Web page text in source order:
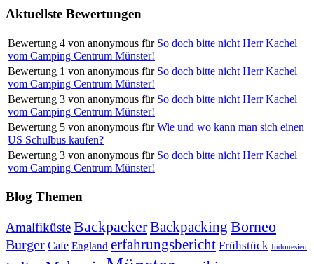
Aktuellste Bewertungen
Bewertung 4 von anonymous für So doch bitte nicht Herr Kachel
vom Camping Centrum Münster!
Bewertung 1 von anonymous für So doch bitte nicht Herr Kachel
vom Camping Centrum Münster!
Bewertung 3 von anonymous für So doch bitte nicht Herr Kachel
vom Camping Centrum Münster!
Bewertung 5 von anonymous für Wie und wo kann man sich einen
US Schulbus kaufen?
Bewertung 3 von anonymous für So doch bitte nicht Herr Kachel
vom Camping Centrum Münster!
Blog Themen
AmalfiküsteBackpackerBackpacking Borneo
Burger Cafe England erfahrungsbericht Frühstück Indonesien